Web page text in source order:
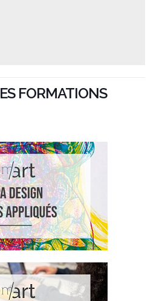
FORMATIONS